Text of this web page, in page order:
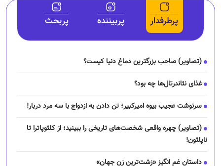
پرطرفدار پربیننده پربحث
(تصاویر) صاحب بزرگترین دماغ دنیا کیست؟
غذای نئاندرتال‌ها چه بود؟
سرنوشت عجیب بیوه امیرکبیر؛ تن دادن به ازدواج با سه مرد دربار!
(تصاویر) چهره واقعی شخصت‌های تاریخی را ببینید؛ از کلئوپاترا تا
ناپلئون!
داستان غم انگیز «زشت‌ترین زن جهان»